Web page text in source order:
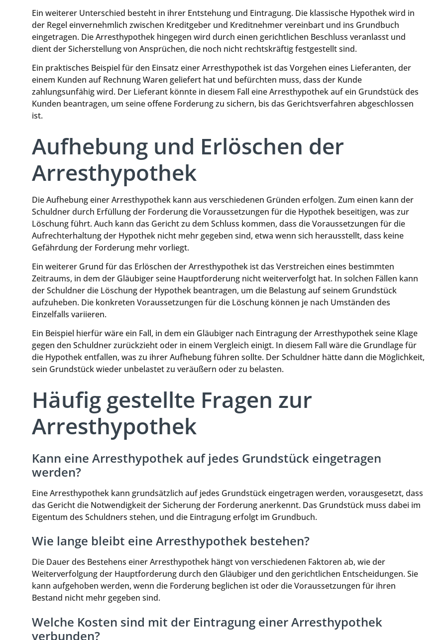
Ein weiterer Unterschied besteht in ihrer Entstehung und Eintragung. Die klassische Hypothek wird in
der Regel einvernehmlich zwischen Kreditgeber und Kreditnehmer vereinbart und ins Grundbuch
eingetragen. Die Arresthypothek hingegen wird durch einen gerichtlichen Beschluss veranlasst und
dient der Sicherstellung von Ansprüchen, die noch nicht rechtskräftig festgestellt sind.
Ein praktisches Beispiel für den Einsatz einer Arresthypothek ist das Vorgehen eines Lieferanten, der
einem Kunden auf Rechnung Waren geliefert hat und befürchten muss, dass der Kunde
zahlungsunfähig wird. Der Lieferant könnte in diesem Fall eine Arresthypothek auf ein Grundstück des
Kunden beantragen, um seine offene Forderung zu sichern, bis das Gerichtsverfahren abgeschlossen
ist.
Aufhebung und Erlöschen der
Arresthypothek
Die Aufhebung einer Arresthypothek kann aus verschiedenen Gründen erfolgen. Zum einen kann der
Schuldner durch Erfüllung der Forderung die Voraussetzungen für die Hypothek beseitigen, was zur
Löschung führt. Auch kann das Gericht zu dem Schluss kommen, dass die Voraussetzungen für die
Aufrechterhaltung der Hypothek nicht mehr gegeben sind, etwa wenn sich herausstellt, dass keine
Gefährdung der Forderung mehr vorliegt.
Ein weiterer Grund für das Erlöschen der Arresthypothek ist das Verstreichen eines bestimmten
Zeitraums, in dem der Gläubiger seine Hauptforderung nicht weiterverfolgt hat. In solchen Fällen kann
der Schuldner die Löschung der Hypothek beantragen, um die Belastung auf seinem Grundstück
aufzuheben. Die konkreten Voraussetzungen für die Löschung können je nach Umständen des
Einzelfalls variieren.
Ein Beispiel hierfür wäre ein Fall, in dem ein Gläubiger nach Eintragung der Arresthypothek seine Klage
gegen den Schuldner zurückzieht oder in einem Vergleich einigt. In diesem Fall wäre die Grundlage für
die Hypothek entfallen, was zu ihrer Aufhebung führen sollte. Der Schuldner hätte dann die Möglichkeit,
sein Grundstück wieder unbelastet zu veräußern oder zu belasten.
Häufig gestellte Fragen zur
Arresthypothek
Kann eine Arresthypothek auf jedes Grundstück eingetragen
werden?
Eine Arresthypothek kann grundsätzlich auf jedes Grundstück eingetragen werden, vorausgesetzt, dass
das Gericht die Notwendigkeit der Sicherung der Forderung anerkennt. Das Grundstück muss dabei im
Eigentum des Schuldners stehen, und die Eintragung erfolgt im Grundbuch.
Wie lange bleibt eine Arresthypothek bestehen?
Die Dauer des Bestehens einer Arresthypothek hängt von verschiedenen Faktoren ab, wie der
Weiterverfolgung der Hauptforderung durch den Gläubiger und den gerichtlichen Entscheidungen. Sie
kann aufgehoben werden, wenn die Forderung beglichen ist oder die Voraussetzungen für ihren
Bestand nicht mehr gegeben sind.
Welche Kosten sind mit der Eintragung einer Arresthypothek
verbunden?